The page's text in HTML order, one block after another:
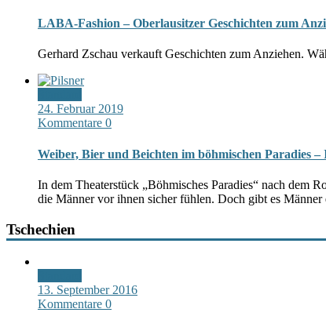
LABA-Fashion – Oberlausitzer Geschichten zum
Gerhard Zschau verkauft Geschichten zum Anziehen.
24. Februar 2019
Kommentare 0
Weiber, Bier und Beichten im böhmischen Paradies
In dem Theaterstück „Böhmisches Paradies“ nach dem
die Männer vor ihnen sicher fühlen. Doch gibt es Männer
Tschechien
13. September 2016
Kommentare 0